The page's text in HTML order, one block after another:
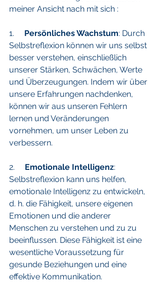
meiner Ansicht nach mit sich :
1. Persönliches Wachstum: Durch
Selbstreflexion können wir uns selbst
besser verstehen, einschließlich
unserer Stärken, Schwächen, Werte
und Überzeugungen. Indem wir über
unsere Erfahrungen nachdenken,
können wir aus unseren Fehlern
lernen und Veränderungen
vornehmen, um unser Leben zu
verbessern.
2. Emotionale Intelligenz:
Selbstreflexion kann uns helfen,
emotionale Intelligenz zu entwickeln,
d. h. die Fähigkeit, unsere eigenen
Emotionen und die anderer
Menschen zu verstehen und zu zu
beeinflussen. Diese Fähigkeit ist eine
wesentliche Voraussetzung für
gesunde Beziehungen und eine
effektive Kommunikation.